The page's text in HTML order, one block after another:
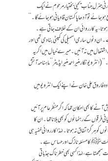
جنرل جناب یحییٰ بختیار مرحوم نے ایک
ہوجائے تو آدھا پاکستان قادیانی ہوجائےگا۔‘‘
ہوتا، یہ کارروائی ان کے خلاف جاتی ہے۔
ان دنوں ساری اسمبلی کی کمیٹی بنادی تھی اور
اشتعال میں نہ آئیں۔ میرے خیال میں اگر یہ
نگار منیر احمد منیر ایڈیٹر ’’ماہنامہ آتش
علی خان نے اپنے ایک انٹرویو میں
کا بھی امکان تھا کہ اگر منظرعام پر آئیں
فرقوں کے رہنمائوں کو بھی بلانا تھا۔ ان کا
کو ہرگز اتفاق نہ ہوتا۔ لہٰذا کارروائی خفیہ ہی
ﷺ کا مسئلہ نازک اور حساس ہے۔
سمجھتا ہے، لہٰذا کسی بھی خطرناک جذباتی